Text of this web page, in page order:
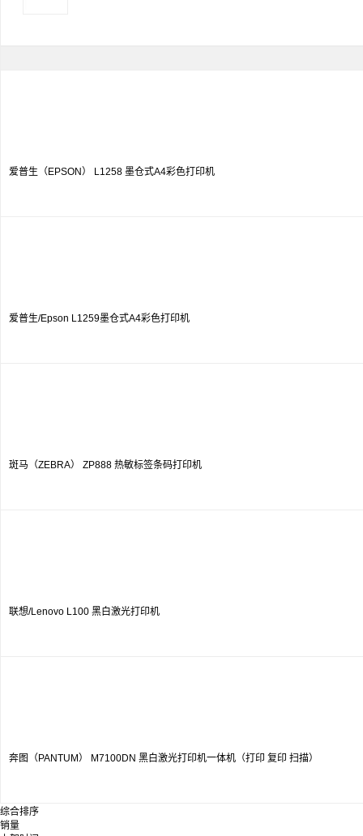
爱普生（EPSON） L1258 墨仓式A4彩色打印机
爱普生/Epson L1259墨仓式A4彩色打印机
斑马（ZEBRA） ZP888 热敏标签条码打印机
联想/Lenovo L100 黑白激光打印机
奔图（PANTUM） M7100DN 黑白激光打印机一体机（打印 复印 扫描）
综合排序
销量